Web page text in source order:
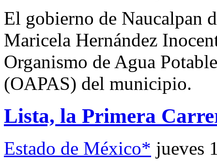
El gobierno de Naucalpan
Maricela Hernández
Organismo de Agua
(OAPAS) del municipio.
Lista, la Primera
Estado de México* jueves